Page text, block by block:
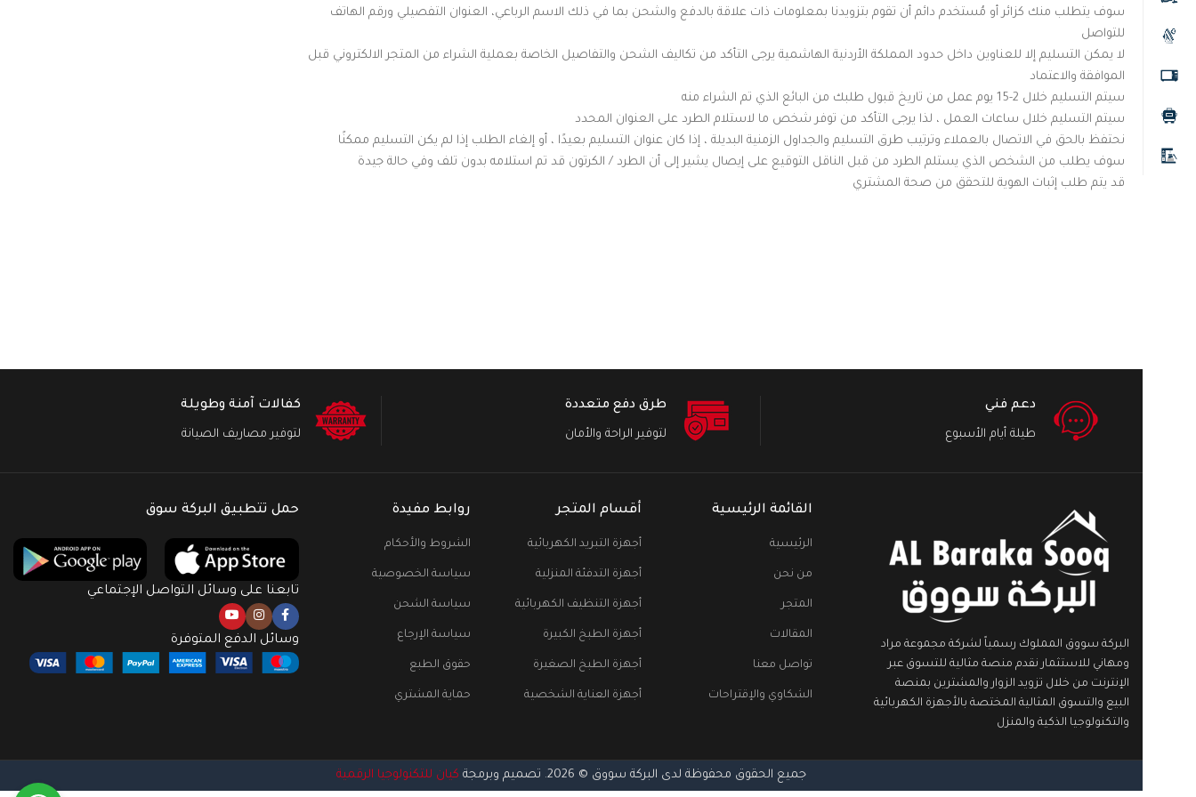
سوف يتطلب منك كزائر أو مُستخدم دائم أن تقوم بتزويدنا بمعلومات ذات علاقة بالدفع والشحن بما في ذلك الاسم الرباعي، العنوان التفصيلي ورقم الهاتف
للتواصل
لا يمكن التسليم إلا للعناوين داخل حدود المملكة الأردنية الهاشمية يرجى التأكد من تكاليف الشحن والتفاصيل الخاصة بعملية الشراء من المتجر الالكتروني قبل
الموافقة والاعتماد
سيتم التسليم خلال 2-15 يوم عمل من تاريخ قبول طلبك من البائع الذي تم الشراء منه
سيتم التسليم خلال ساعات العمل ، لذا يرجى التأكد من توفر شخص ما لاستلام الطرد على العنوان المحدد
نحتفظ بالحق في الاتصال بالعملاء وترتيب طرق التسليم والجداول الزمنية البديلة ، إذا كان عنوان التسليم بعيدًا ، أو إلغاء الطلب إذا لم يكن التسليم ممكنًا
سوف يطلب من الشخص الذي يستلم الطرد من قبل الناقل التوقيع على إيصال يشير إلى أن الطرد / الكرتون قد تم استلامه بدون تلف وفي حالة جيدة
قد يتم طلب إثبات الهوية للتحقق من صحة المشتري
دعم فني
طيلة أيام الأسبوع
طرق دفع متعددة
لتوفير الراحة والأمان
كفالات آمنة وطويلة
لتوفير مصاريف الصيانة
البركة سووق المملوك رسمياً لشركة مجموعة مراد
ومهاني للاستثمار نقدم منصة مثالية للتسوق عبر
الإنترنت من خلال تزويد الزوار والمشترين بمنصة
البيع والتسوق المثالية المختصة بالأجهزة الكهربائية
والتكنولوجيا الذكية والمنزل
القائمة الرئيسية
الرئيسية
من نحن
المتجر
المقالات
تواصل معنا
الشكاوي والإقتراحات
أقسام المتجر
أجهزة التبريد الكهربائية
أجهزة التدفئة المنزلية
أجهزة التنظيف الكهربائية
أجهزة الطبخ الكبيرة
أجهزة الطبخ الصغيرة
أجهزة العناية الشخصية
روابط مفيدة
الشروط والأحكام
سياسة الخصوصية
سياسة الشحن
سياسة الإرجاع
حقوق الطبع
حماية المشتري
حمل تتطبيق البركة سوق
تابعنا على وسائل التواصل الإجتماعي
وسائل الدفع المتوفرة
جميع الحقوق محفوظة لدى البركة سووق © 2026. تصميم وبرمجة كيان للتكنولوجيا الرقمية